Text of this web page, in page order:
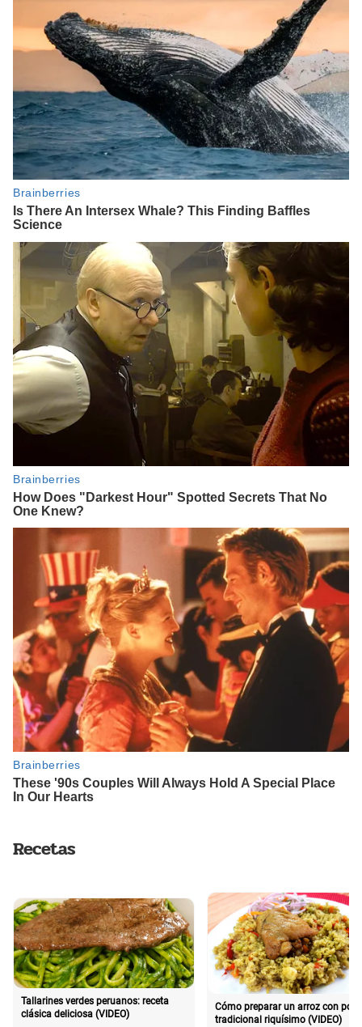
Recetas
Tallarines verdes peruanos: receta
clásica deliciosa (VIDEO)
Cómo preparar un arroz con pollo
tradicional riquísimo (VIDEO)